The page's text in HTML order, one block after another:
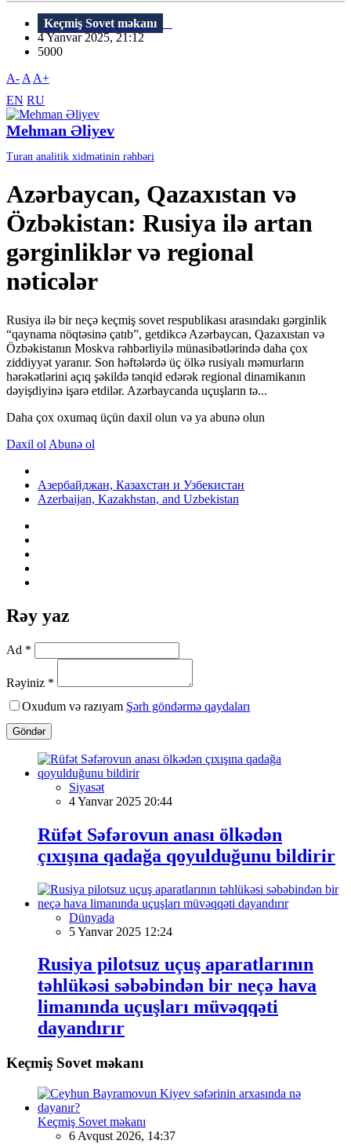
Keçmiş Sovet məkanı
4 Yanvar 2025, 21:12
5000
A- A A+
EN RU
Mehman Əliyev
Turan analitik xidmətinin rəhbəri
Azərbaycan, Qazaxıstan və
Özbəkistan: Rusiya ilə artan
gərginliklər və regional
nəticələr
Rusiya ilə bir neçə keçmiş sovet respublikası arasındakı gərginlik
“qaynama nöqtəsinə çatıb”, getdikcə Azərbaycan, Qazaxıstan və
Özbəkistanın Moskva rəhbərliyilə münasibətlərində daha çox
ziddiyyət yaranır. Son həftələrdə üç ölkə rusiyalı məmurların
hərəkətlərini açıq şəkildə tənqid edərək regional dinamikanın
dəyişdiyinə işarə etdilər. Azərbaycanda uçuşların tə...
Daha çox oxumaq üçün daxil olun və ya abunə olun
Daxil ol Abunə ol
Азербайджан, Казахстан и Узбекистан
Azerbaijan, Kazakhstan, and Uzbekistan
Rəy yaz
Ad *
Rəyiniz *
Oxudum və razıyam Şərh göndərmə qaydaları
Göndər
Siyasət
4 Yanvar 2025 20:44
Rüfət Səfərovun anası ölkədən
çıxışına qadağa qoyulduğunu bildirir
Dünyada
5 Yanvar 2025 12:24
Rusiya pilotsuz uçuş aparatlarının
təhlükəsi səbəbindən bir neçə hava
limanında uçuşları müvəqqəti
dayandırır
Keçmiş Sovet məkanı
Keçmiş Sovet məkanı
6 Avqust 2026, 14:37